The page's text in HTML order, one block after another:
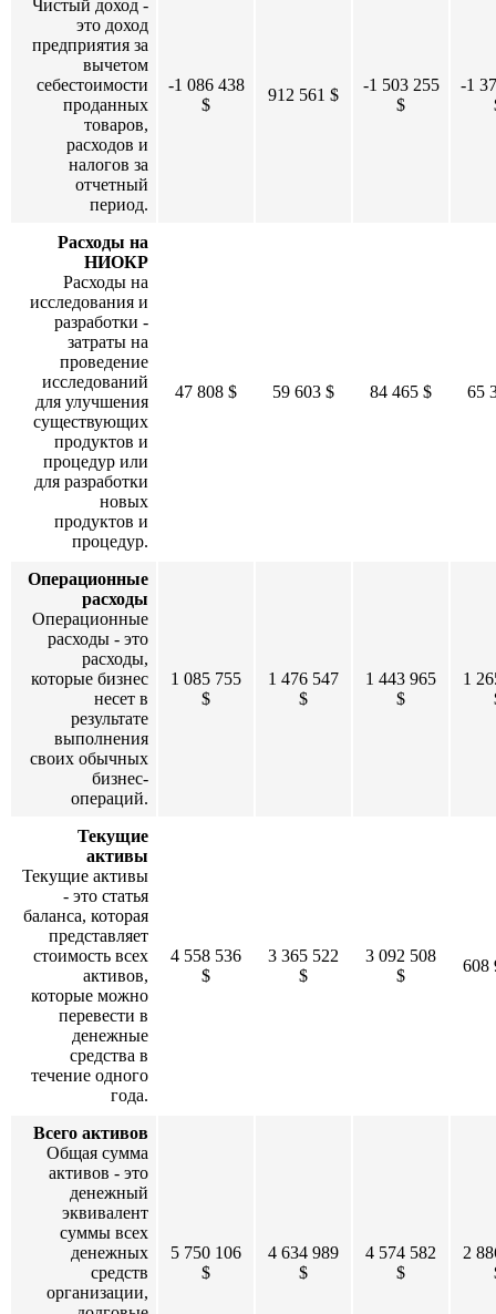
Чистый доход -
это доход
предприятия за
вычетом
себестоимости
проданных
товаров,
расходов и
налогов за
отчетный
период.
-1 086 438
$
912 561 $
-1 503 255
$
-1
Расходы на
НИОКР
Расходы на
исследования и
разработки -
затраты на
проведение
исследований
для улучшения
существующих
продуктов и
процедур или
для разработки
новых
продуктов и
процедур.
47 808 $ 59 603 $ 84 465 $ 65
Операционные
расходы
Операционные
расходы - это
расходы,
которые бизнес
несет в
результате
выполнения
своих обычных
бизнес-
операций.
1 085 755
$
1 476 547
$
1 443 965
$
1
Текущие
активы
Текущие активы
- это статья
баланса, которая
представляет
стоимость всех
активов,
которые можно
перевести в
денежные
средства в
течение одного
года.
4 558 536
$
3 365 522
$
3 092 508
$
608
Всего активов
Общая сумма
активов - это
денежный
эквивалент
суммы всех
денежных
средств
организации,
5 750 106
$
4 634 989
$
4 574 582
$
2